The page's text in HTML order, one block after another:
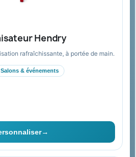
Hendry
rafraîchissante, à portée de main.
Salons & événements
→
À propos
Nos expertises &
accompagnement global
Ils nous ont fait confiance
Livraison